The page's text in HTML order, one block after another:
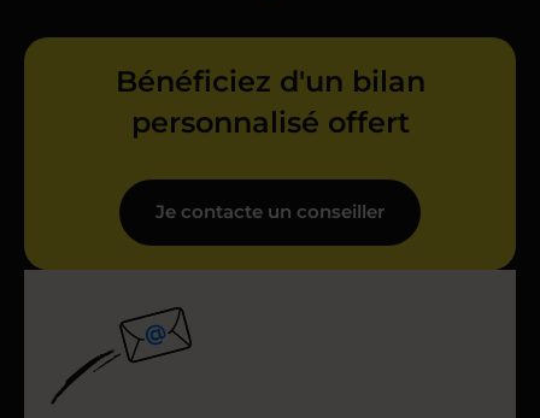
Bénéficiez d'un bilan
personnalisé offert
Je contacte un conseiller